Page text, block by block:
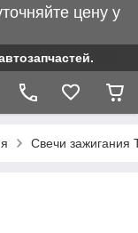
цену у
Свечи зажигания